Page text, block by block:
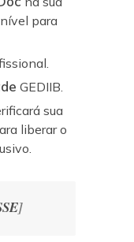
para
GEDIIB.
sua
liberar o
]